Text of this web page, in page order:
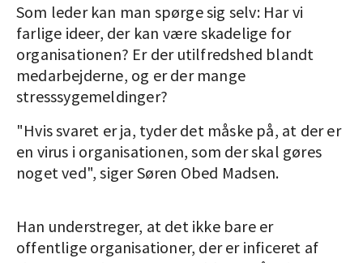
Som leder kan man spørge sig selv: Har vi
farlige ideer, der kan være skadelige for
organisationen? Er der utilfredshed blandt
medarbejderne, og er der mange
stresssygemeldinger?
"Hvis svaret er ja, tyder det måske på, at der er
en virus i organisationen, som der skal gøres
noget ved", siger Søren Obed Madsen.
Han understreger, at det ikke bare er
offentlige organisationer, der er inficeret af